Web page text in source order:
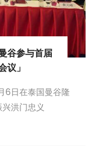
谷参与首届
议」
6日在泰国曼谷隆
洪门忠义